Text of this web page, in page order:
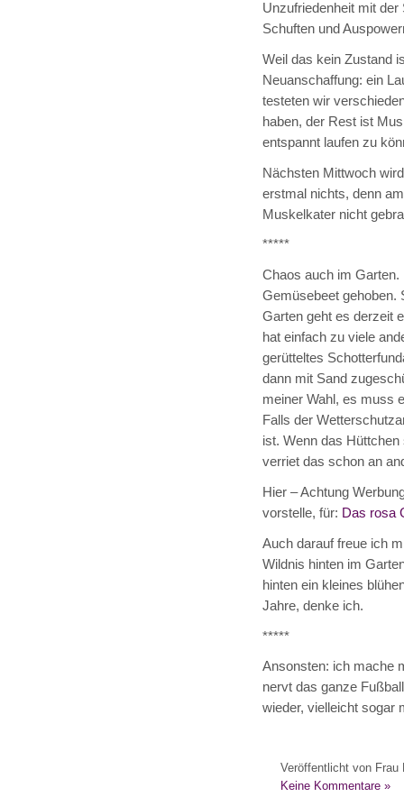
Unzufriedenheit mit
Schuften und
Weil das kein Zustand
Neuanschaffung: ein
testeten wir
haben, der Rest ist
entspannt laufen zu
Nächsten Mittwoch
erstmal nichts, denn
Muskelkater nicht
*****
Chaos auch im
Gemüsebeet gehoben.
Garten geht es derzeit
hat einfach zu viele
gerütteltes
dann mit Sand
meiner Wahl, es muss
Falls der
ist. Wenn das
verriet das schon an
Hier – Achtung
vorstelle, für: Das rosa
Auch darauf freue ich
Wildnis hinten im
hinten ein kleines
Jahre, denke ich.
*****
Ansonsten: ich mache
nervt das ganze
wieder, vielleicht sogar
Veröffentlicht von Frau
Keine Kommentare »